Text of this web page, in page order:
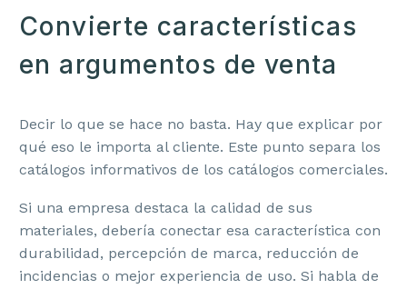
Convierte características
en argumentos de venta
Decir lo que se hace no basta. Hay que explicar por
qué eso le importa al cliente. Este punto separa los
catálogos informativos de los catálogos comerciales.
Si una empresa destaca la calidad de sus
materiales, debería conectar esa característica con
durabilidad, percepción de marca, reducción de
incidencias o mejor experiencia de uso. Si habla de